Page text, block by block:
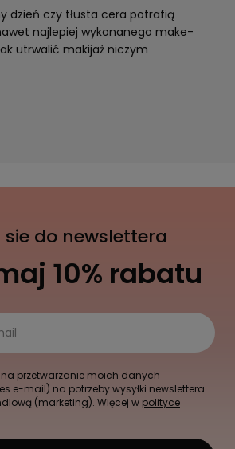
dzień czy tłusta cera potrafią
najlepiej wykonanego make-
utrwalić makijaż niczym
sie do newslettera
10% rabatu
przetwarzanie moich danych
e-mail) na potrzeby wysyłki newslettera
(marketing). Więcej w polityce